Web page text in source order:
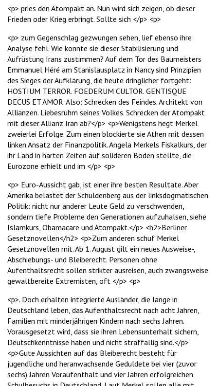
<p> pries den Atompakt an. Nun wird sich zeigen, ob dieser
Frieden oder Krieg erbringt. Sollte sich </p> <p>
<p> zum Gegenschlag gezwungen sehen, lief ebenso ihre
Analyse fehl. Wie konnte sie dieser Stabilisierung und
Aufrüstung Irans zustimmen? Auf dem Tor des Baumeisters
Emmanuel Héré am Stanislausplatz in Nancy sind Prinzipien
des Sieges der Aufklärung, die heute dringlicher fortgeht:
HOSTIUM TERROR. FOEDERUM CULTOR. GENTISQUE
DECUS ET AMOR. Also: Schrecken des Feindes. Architekt von
Allianzen. Liebesruhm seines Volkes. Schrecken der Atompakt
mit dieser Allianz Iran ab?</p> <p>Wenigstens hegt Merkel
zweierlei Erfolge. Zum einen blockierte sie Athen mit dessen
linken Ansatz der Finanzpolitik. Angela Merkels Fiskalkurs, der
ihr Land in harten Zeiten auf solideren Boden stellte, die
Eurozone erhielt und im </p> <p>
<p> Euro-Aussicht gab, ist einer ihre besten Resultate. Aber
Amerika belastet der Schuldenberg aus der linksdogmatischen
Politik: nicht nur anderer Leute Geld zu verschwenden,
sondern tiefe Probleme den Generationen aufzuhalsen, siehe
Islamkurs, Obamacare und Atompakt.</p> <h2>Berliner
Gesetznovellen</h2> <p>Zum anderen schuf Merkel
Gesetznovellen mit. Ab 1. August gilt ein neues Ausweise-,
Abschiebungs- und Bleiberecht. Personen ohne
Aufenthaltsrecht sollen strikter ausreisen, auch zwangsweise
gewaltbereite Extremisten, oft </p> <p>
<p>. Doch erhalten integrierte Ausländer, die lange in
Deutschland leben, das Aufenthaltsrecht nach acht Jahren,
Familien mit minderjährigen Kindern nach sechs Jahren.
Vorausgesetzt wird, dass sie ihren Lebensunterhalt sichern,
Deutschkenntnisse haben und nicht straffällig sind.</p>
<p>Gute Aussichten auf das Bleiberecht besteht für
jugendliche und heranwachsende Geduldete bei vier (zuvor
sechs) Jahren Voraufenthalt und vier Jahren erfolgreichen